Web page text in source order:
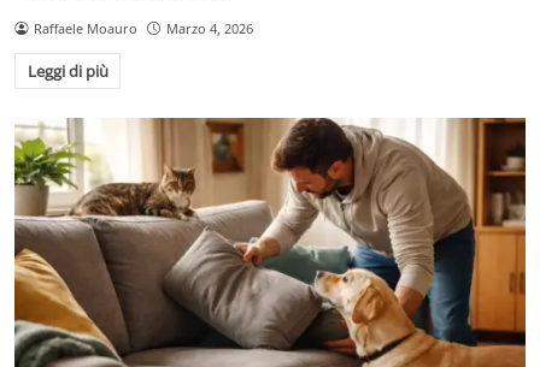
Raffaele Moauro Marzo 4, 2026
Leggi di più